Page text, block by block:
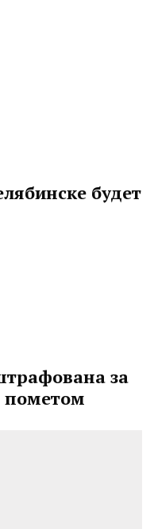
будет
за
пометом